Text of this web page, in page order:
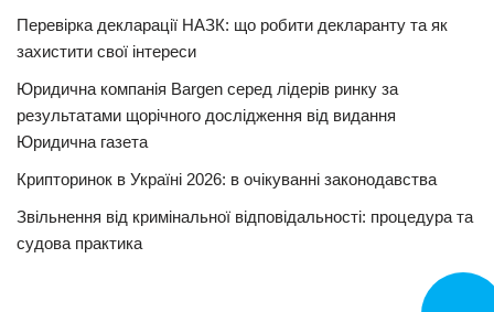
Перевірка декларації НАЗК: що робити декларанту та як
захистити свої інтереси
Юридична компанія Bargen серед лідерів ринку за
результатами щорічного дослідження від видання
Юридична газета
Крипторинок в Україні 2026: в очікуванні законодавства
Звільнення від кримінальної відповідальності: процедура та
судова практика